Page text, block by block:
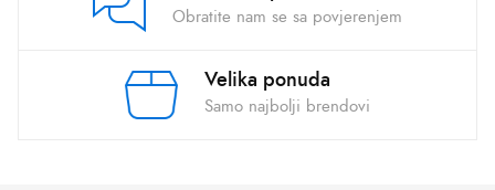
Obratite nam se sa povjerenjem
Velika ponuda
Samo najbolji brendovi